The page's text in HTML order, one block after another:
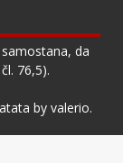
da
76,5).
by valerio.